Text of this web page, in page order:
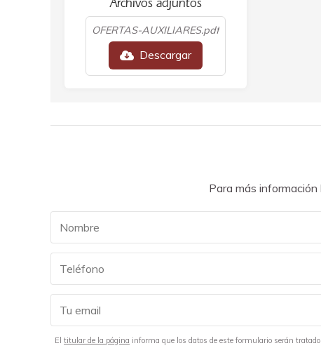
OFERTAS-AUXILIARES.pdf
Descargar
Para más información
El titular de la página informa que los datos de este formulario serán